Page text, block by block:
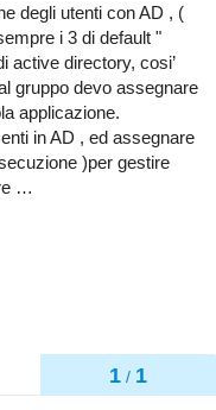
1 / 1
degli utenti con AD , (
i 3 di default "
active directory, cosi’
gruppo devo assegnare
applicazione.
in AD , ed assegnare
)per gestire
…